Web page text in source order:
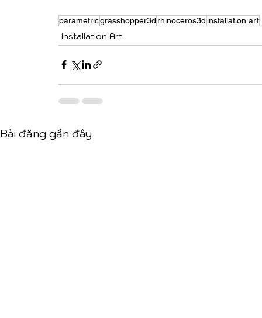
parametricgrasshopper3d rhinoceros3d installation art
Installation Art
Bài đăng gần đây